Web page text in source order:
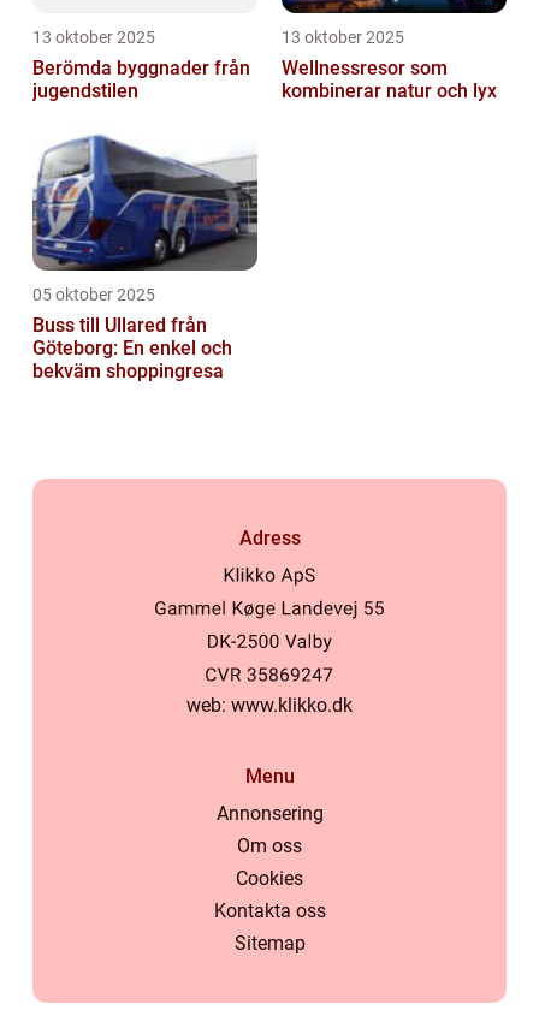
13 oktober 2025
Berömda byggnader från
jugendstilen
13 oktober 2025
Wellnessresor som
kombinerar natur och lyx
05 oktober 2025
Buss till Ullared från
Göteborg: En enkel och
bekväm shoppingresa
Adress
web: www.klikko.dk
Menu
Annonsering
Om oss
Cookies
Kontakta oss
Sitemap